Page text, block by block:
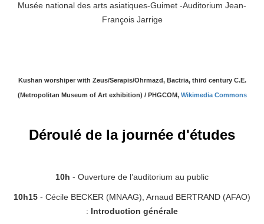
Musée national des arts asiatiques-Guimet -Auditorium Jean-
François Jarrige
Kushan worshiper with Zeus/Serapis/Ohrmazd, Bactria, third century C.E.
(Metropolitan Museum of Art exhibition) / PHGCOM, Wikimedia Commons
Déroulé de la journée d'études
10h - Ouverture de l’auditorium au public
10h15 - Cécile BECKER (MNAAG), Arnaud BERTRAND (AFAO)
: Introduction générale